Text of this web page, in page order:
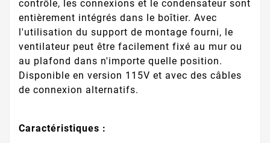
contrôle, les connexions et le condensateur sont
entièrement intégrés dans le boîtier. Avec
l'utilisation du support de montage fourni, le
ventilateur peut être facilement fixé au mur ou
au plafond dans n'importe quelle position.
Disponible en version 115V et avec des câbles
de connexion alternatifs.
Caractéristiques :